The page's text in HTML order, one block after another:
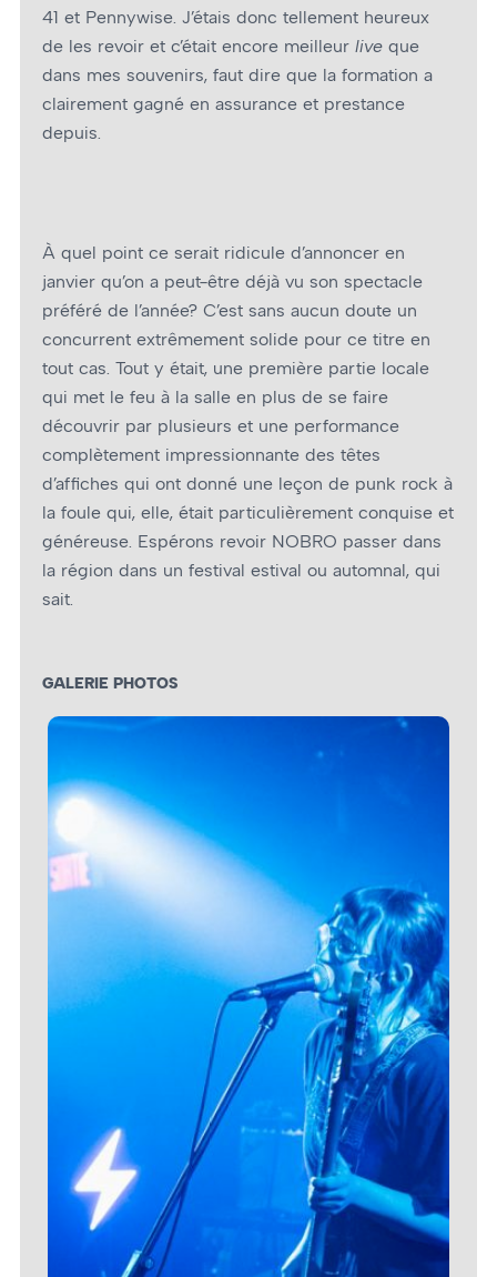
41 et Pennywise. J’étais donc tellement heureux
de les revoir et c’était encore meilleur live que
dans mes souvenirs, faut dire que la formation a
clairement gagné en assurance et prestance
depuis.
À quel point ce serait ridicule d’annoncer en
janvier qu’on a peut-être déjà vu son spectacle
préféré de l’année? C’est sans aucun doute un
concurrent extrêmement solide pour ce titre en
tout cas. Tout y était, une première partie locale
qui met le feu à la salle en plus de se faire
découvrir par plusieurs et une performance
complètement impressionnante des têtes
d’affiches qui ont donné une leçon de punk rock à
la foule qui, elle, était particulièrement conquise et
généreuse. Espérons revoir NOBRO passer dans
la région dans un festival estival ou automnal, qui
sait.
GALERIE PHOTOS